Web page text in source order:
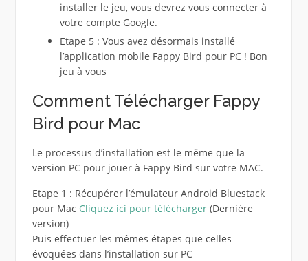
installer le jeu, vous devrez vous connecter à
votre compte Google.
Etape 5 : Vous avez désormais installé
l’application mobile Fappy Bird pour PC ! Bon
jeu à vous
Comment Télécharger Fappy
Bird pour Mac
Le processus d’installation est le même que la
version PC pour jouer à Fappy Bird sur votre MAC.
Etape 1 : Récupérer l’émulateur Android Bluestack
pour Mac Cliquez ici pour télécharger(Dernière
version)
Puis effectuer les mêmes étapes que celles
évoquées dans l’installation sur PC